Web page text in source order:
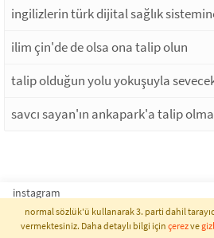
ingilizlerin türk dijital sağlık
ilim çin'de de olsa ona talip olun
talip olduğun yolu yokuşuyla
savcı sayan'ın ankapark'a talip
instagram
normal sözlük'ü kullanarak 3. parti dahil
vermektesiniz. Daha detaylı bilgi için çerezve